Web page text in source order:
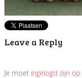
Leave a Reply
Je moet ingelogd zijn op